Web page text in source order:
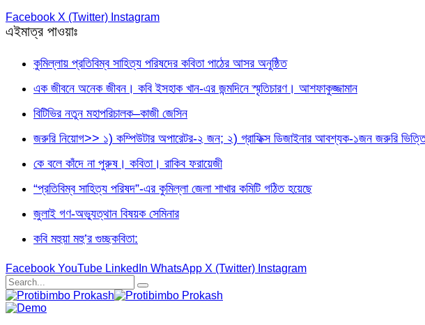
Facebook X (Twitter) Instagram
এইমাত্র পাওয়াঃ
কুমিল্লায় প্রতিবিম্ব সাহিত্য পরিষদের কবিতা পাঠের আসর অনুষ্ঠিত
এক জীবনে অনেক জীবন। কবি ইসহাক খান-এর জন্মদিনে স্মৃতিচারণ। আশফাকুজ্জামান
বিটিভির নতুন মহাপরিচালক–কাজী জেসিন
জরুরি নিয়োগ>> ১) কম্পিউটার অপারেটর-২ জন; ২) গ্রাফিক্স ডিজাইনার আবশ্যক-১জন জরুরি
কে বলে কাঁদে না পুরুষ। কবিতা। রাকিব ফরায়েজী
“প্রতিবিম্ব সাহিত্য পরিষদ”-এর কুমিল্লা জেলা শাখার কমিটি গঠিত হয়েছে
জুলাই গণ-অভ্যুত্থান বিষয়ক সেমিনার
কবি মহুয়া মহু’র গুচ্ছকবিতা:
Facebook YouTube LinkedIn WhatsApp X (Twitter) Instagram